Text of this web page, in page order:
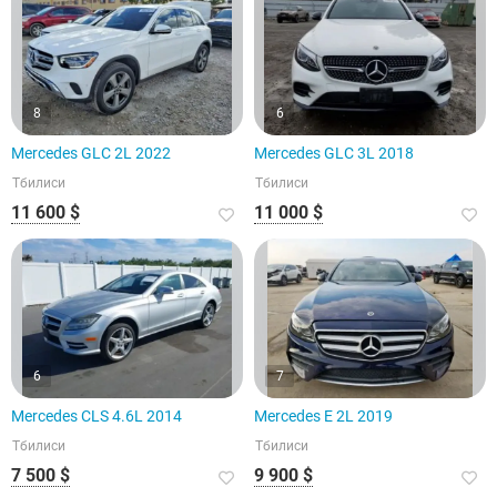
8
Mercedes GLC 2L 2022
Тбилиси
11 600 $
6
Mercedes GLC 3L 2018
Тбилиси
11 000 $
6
Mercedes CLS 4.6L 2014
Тбилиси
7 500 $
7
Mercedes E 2L 2019
Тбилиси
9 900 $